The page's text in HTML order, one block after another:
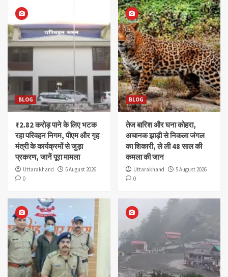
BLOG
₹2.82 करोड़ पाने के लिए भटक
रहा परिवहन निगम, पीएम और गृह
मंत्री के कार्यक्रमों से जुड़ा
प्रकरण, जानें पूरा मामला
Uttarakhand
5 August 2026
0
BLOG
तेज बारिश और घना कोहरा,
अचानक झाड़ी से निकला जंगल
का शिकारी, ले ली 48 साल की
कमला की जान
Uttarakhand
5 August 2026
0